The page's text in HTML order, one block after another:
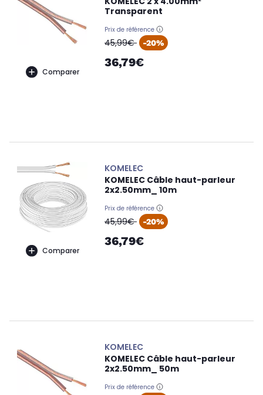
Comparer
Transparent
Prix de référence
oldPrice
45,99€ -20%
36,79€
Comparer
KOMELEC
KOMELEC Câble haut-parleur
2x2.50mm_ 10m
Prix de référence
oldPrice
45,99€ -20%
36,79€
KOMELEC
KOMELEC Câble haut-parleur
2x2.50mm_ 50m
Prix de référence